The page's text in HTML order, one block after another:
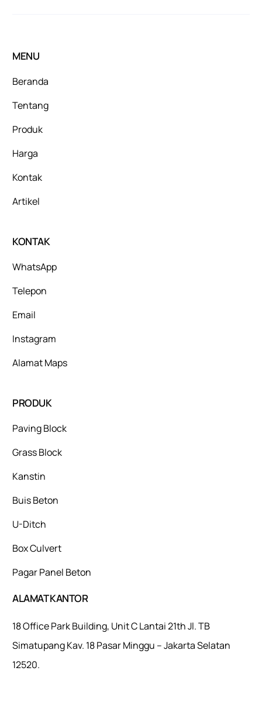
MENU
Beranda
Tentang
Produk
Harga
Kontak
Artikel
KONTAK
WhatsApp
Telepon
Email
Instagram
Alamat Maps
PRODUK
Paving Block
Grass Block
Kanstin
Buis Beton
U-Ditch
Box Culvert
Pagar Panel Beton
ALAMAT KANTOR
18 Office Park Building, Unit C Lantai 21th Jl. TB
Simatupang Kav. 18 Pasar Minggu – Jakarta Selatan
12520.